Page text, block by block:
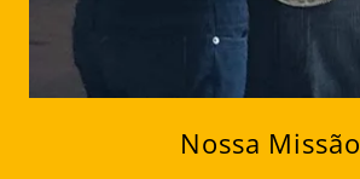
Nossa Missão